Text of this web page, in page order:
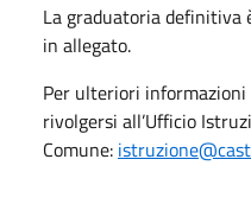
La graduatoria definitiva
in allegato.
Per ulteriori
rivolgersi all’Ufficio
Comune: